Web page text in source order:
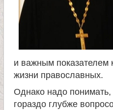
и
ц
и важным показателем
жизни православных.
Однако надо
гораздо глубже